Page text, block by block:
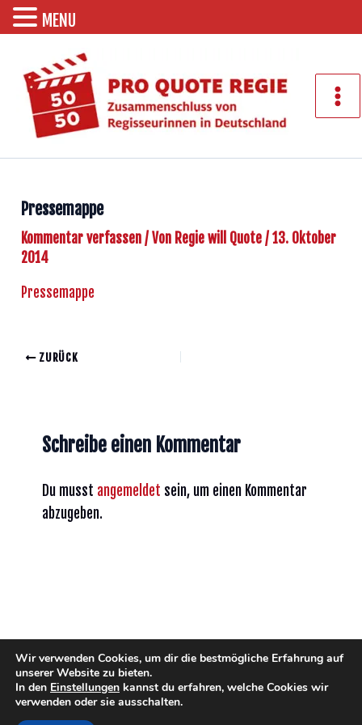
springen
Pressemappe
Kommentar verfassen/ Von Regie will Quote/13. Oktober
2014
Pressemappe
ZURÜCK
Schreibe einen Kommentar
Du musst angemeldet sein, um einen Kommentar
abzugeben.
MENU
Wir verwenden Cookies, um dir die bestmögliche Erfahrung auf
unserer Website zu bieten.
In den Einstellungen kannst du erfahren, welche Cookies wir
verwenden oder sie ausschalten.